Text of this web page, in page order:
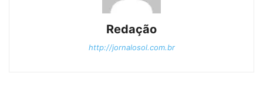
Redação
http://jornalosol.com.br